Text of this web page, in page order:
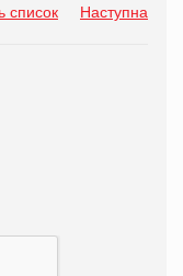
список Наступна